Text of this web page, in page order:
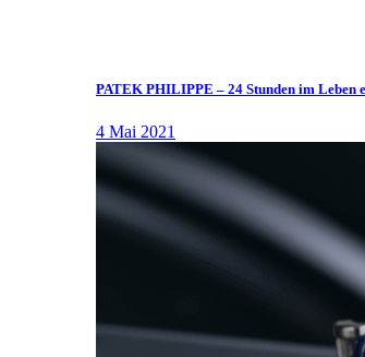
PATEK PHILIPPE – 24 Stunden im Leben
4 Mai 2021